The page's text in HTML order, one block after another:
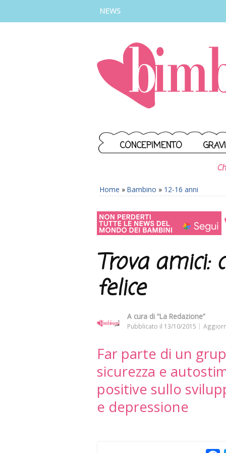
NEWS
CONCEPIMENTO
Home » Bambino » 12-16 anni
Trova amici:
felice
A cura di “La Redazione”
Pubblicato il 13/10/2015
Far parte di un
sicurezza e
positive sullo
e depressione